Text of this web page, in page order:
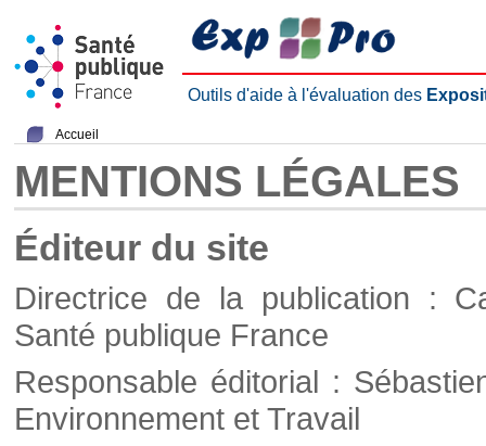
Outils d'aide à l'évaluation des
Accueil
MENTIONS LÉGALES
Éditeur du site
Directrice de la publication :
Santé publique France
Responsable éditorial :
Environnement et Travail